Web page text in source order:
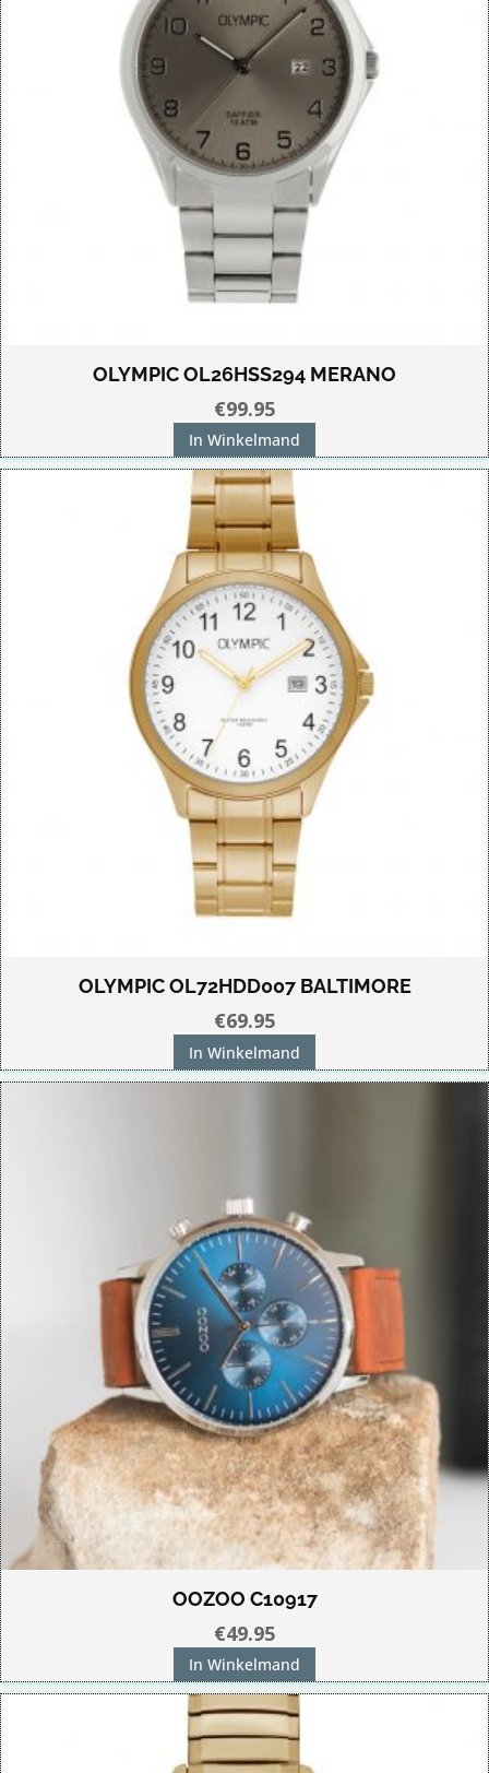
OLYMPIC OL26HSS294 MERANO
€99.95
In Winkelmand
OLYMPIC OL72HDD007 BALTIMORE
€69.95
In Winkelmand
OOZOO C10917
€49.95
In Winkelmand